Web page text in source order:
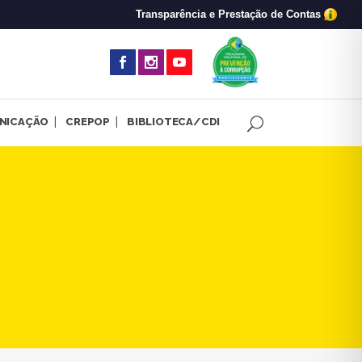
Transparência e Prestação de Contas
CREPOP BIBLIOTECA/CDI
em Montes Claros |